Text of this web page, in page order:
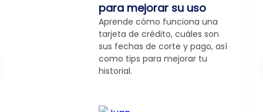
para mejorar su uso
Aprende cómo funciona una
tarjeta de crédito, cuáles son
sus fechas de corte y pago, así
como tips para mejorar tu
historial.